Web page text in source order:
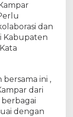
dan
Kabupaten
ini ,
dari
dengan